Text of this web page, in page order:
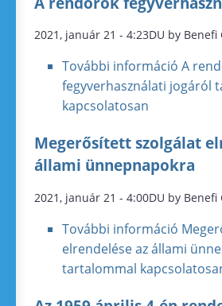
2021, január 21 - 4:23DU by Benefi
További információ A
fegyverhasználati jogáról
kapcsolatosan
Megerősített szolgálat
állami ünnepnapokra
2021, január 21 - 4:00DU by Benefi
További információ
elrendelése az állami
tartalommal